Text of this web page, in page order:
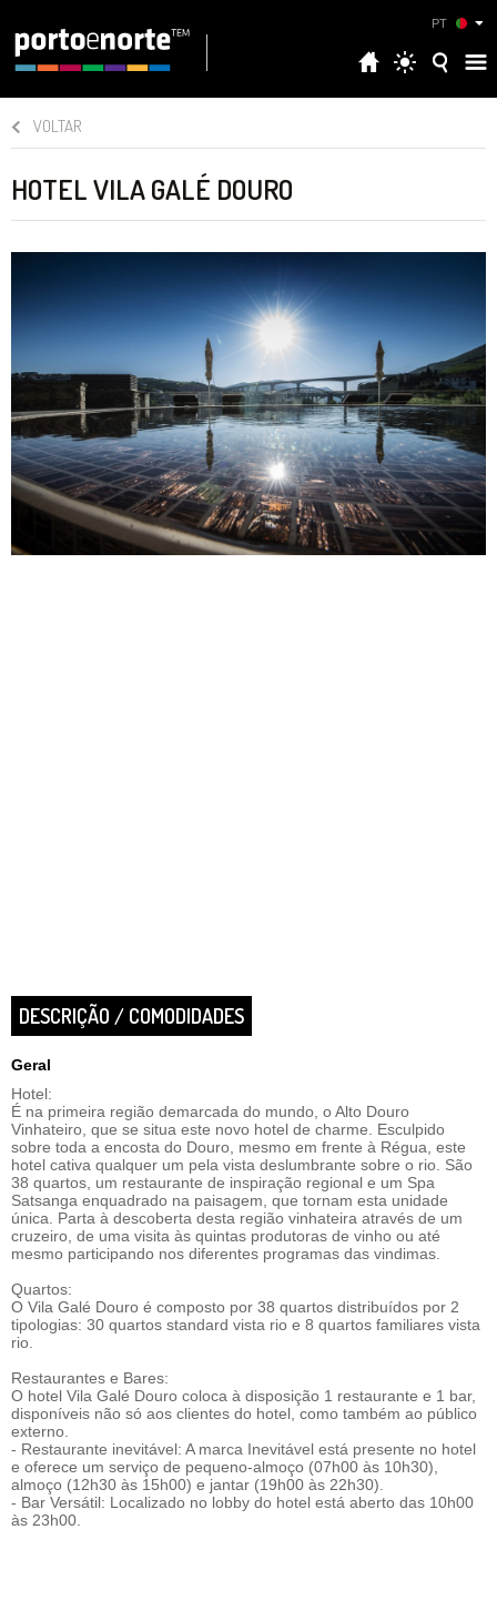
PT
VOLTAR
HOTEL VILA GALÉ DOURO
DESCRIÇÃO / COMODIDADES
Geral
Hotel:
É na primeira região demarcada do mundo, o Alto Douro
Vinhateiro, que se situa este novo hotel de charme. Esculpido
sobre toda a encosta do Douro, mesmo em frente à Régua, este
hotel cativa qualquer um pela vista deslumbrante sobre o rio. São
38 quartos, um restaurante de inspiração regional e um Spa
Satsanga enquadrado na paisagem, que tornam esta unidade
única. Parta à descoberta desta região vinhateira através de um
cruzeiro, de uma visita às quintas produtoras de vinho ou até
mesmo participando nos diferentes programas das vindimas.
Quartos:
O Vila Galé Douro é composto por 38 quartos distribuídos por 2
tipologias: 30 quartos standard vista rio e 8 quartos familiares vista
rio.
Restaurantes e Bares:
O hotel Vila Galé Douro coloca à disposição 1 restaurante e 1 bar,
disponíveis não só aos clientes do hotel, como também ao público
externo.
- Restaurante inevitável: A marca Inevitável está presente no hotel
e oferece um serviço de pequeno-almoço (07h00 às 10h30),
almoço (12h30 às 15h00) e jantar (19h00 às 22h30).
- Bar Versátil: Localizado no lobby do hotel está aberto das 10h00
às 23h00.